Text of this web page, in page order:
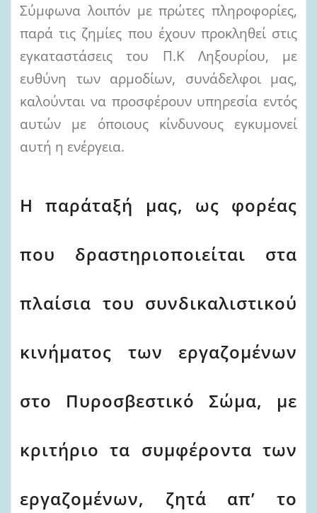
Σύμφωνα λοιπόν με πρώτες πληροφορίες,
παρά τις ζημίες που έχουν προκληθεί στις
εγκαταστάσεις του Π.Κ Ληξουρίου, με
ευθύνη των αρμοδίων, συνάδελφοι μας,
καλούνται να προσφέρουν υπηρεσία εντός
αυτών με όποιους κίνδυνους εγκυμονεί
αυτή η ενέργεια.
Η παράταξή μας, ως φορέας
που δραστηριοποιείται στα
πλαίσια του συνδικαλιστικού
κινήματος των εργαζομένων
στο Πυροσβεστικό Σώμα, με
κριτήριο τα συμφέροντα των
εργαζομένων, ζητά απ’ το